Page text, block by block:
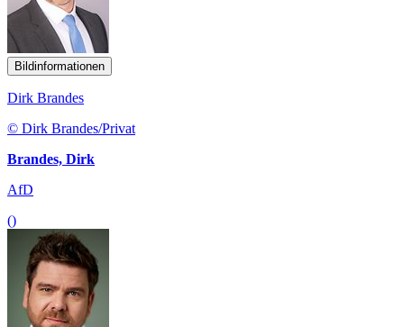
Bildinformationen
Dirk Brandes
© Dirk Brandes/Privat
Brandes, Dirk
AfD
()